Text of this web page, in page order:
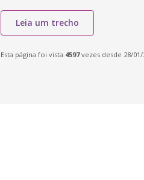
Leia um trecho
Esta página foi vista 4597vezes desde 28/01/